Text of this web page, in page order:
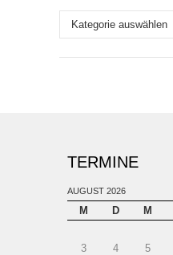
Themen
TERMINE
AUGUST 2026
M D M
3
4 5